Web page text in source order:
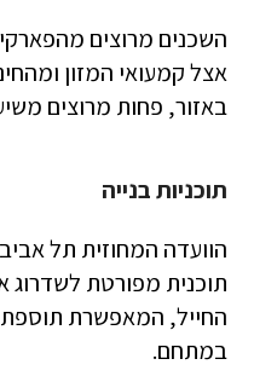
השכנים מרוצים
אצל קמעואי המזון
באזור, פחות מרוצים
תוכניות בנייה
הוועדה המחוזית תל
תוכנית מפורטת
במתחם.